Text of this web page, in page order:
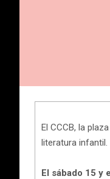
El CCCB, la
literatura infantil.
El sábado 15 y